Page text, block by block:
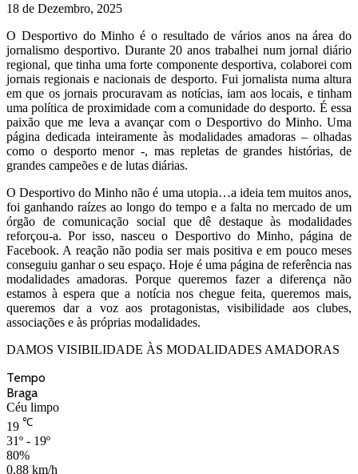
18 de Dezembro, 2025
O Desportivo do Minho é o resultado de vários anos na área do
jornalismo desportivo. Durante 20 anos trabalhei num jornal diário
regional, que tinha uma forte componente desportiva, colaborei com
jornais regionais e nacionais de desporto. Fui jornalista numa altura
em que os jornais procuravam as notícias, iam aos locais, e tinham
uma política de proximidade com a comunidade do desporto. É essa
paixão que me leva a avançar com o Desportivo do Minho. Uma
página dedicada inteiramente às modalidades amadoras – olhadas
como o desporto menor -, mas repletas de grandes histórias, de
grandes campeões e de lutas diárias.
O Desportivo do Minho não é uma utopia…a ideia tem muitos anos,
foi ganhando raízes ao longo do tempo e a falta no mercado de um
órgão de comunicação social que dê destaque às modalidades
reforçou-a. Por isso, nasceu o Desportivo do Minho, página de
Facebook. A reação não podia ser mais positiva e em pouco meses
conseguiu ganhar o seu espaço. Hoje é uma página de referência nas
modalidades amadoras. Porque queremos fazer a diferença não
estamos à espera que a notícia nos chegue feita, queremos mais,
queremos dar a voz aos protagonistas, visibilidade aos clubes,
associações e às próprias modalidades.
DAMOS VISIBILIDADE ÀS MODALIDADES AMADORAS
Tempo
Braga
Céu limpo
19 ℃
31º - 19º
80%
0.88 km/h